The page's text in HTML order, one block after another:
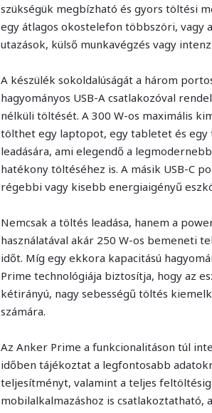
szükségük megbízható és gyors töltési
egy átlagos okostelefon többszöri, vagy
utazások, külső munkavégzés vagy
A készülék sokoldalúságát a három
hagyományos USB-A csatlakozóval
nélküli töltését. A 300 W-os maximális
tölthet egy laptopot, egy tabletet és egy
leadására, ami elegendő a
hatékony töltéséhez is. A másik USB-C
régebbi vagy kisebb energiaigényű
Nemcsak a töltés leadása, hanem a
használatával akár 250 W-os bemeneti
időt. Míg egy ekkora kapacitású
Prime technológiája biztosítja, hogy az
kétirányú, nagy sebességű töltés
számára.
Az Anker Prime a funkcionalitáson túl
időben tájékoztat a legfontosabb
teljesítményt, valamint a teljes
mobilalkalmazáshoz is